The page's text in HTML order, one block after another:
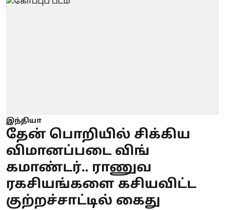
இந்தியா
தேன் பொறியில் சிக்கிய
விமானப்படை விங்
கமாண்டர்.. ராணுவ
ரகசியங்களை கசியவிட்ட
குற்றச்சாட்டில் கைது